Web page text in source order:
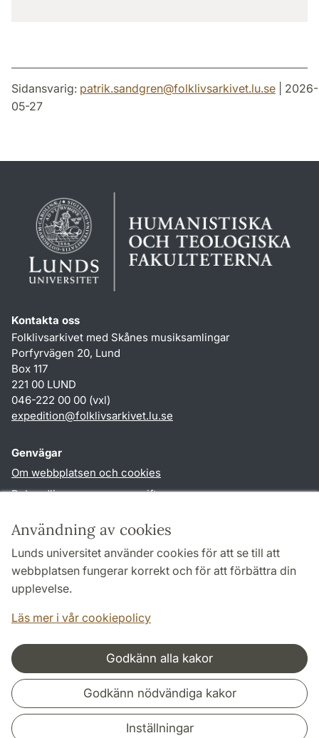
Användning av cookies
Lunds universitet använder cookies för att se till att
webbplatsen fungerar korrekt och för att förbättra din
upplevelse.
Läs mer i vår cookiepolicy
Godkänn alla kakor
Godkänn nödvändiga kakor
Inställningar
Sidansvarig: patrik.sandgren@folklivsarkivet.lu.se | 2026-
05-27
Kontakta oss
Folklivsarkivet med Skånes musiksamlingar
Porfyrvägen 20, Lund
Box 117
221 00 LUND
046-222 00 00 (vxl)
expedition@folklivsarkivet.lu.se
Genvägar
Om webbplatsen och cookies
Behandling av personuppgifter
TYPO3-login
Följ oss i sociala medier
Samarbeten och nätverk